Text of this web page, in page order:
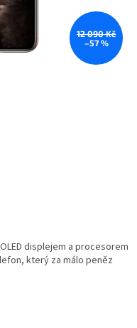
12 090 Kč
–57 %
displejem a procesorem
který za málo peněz